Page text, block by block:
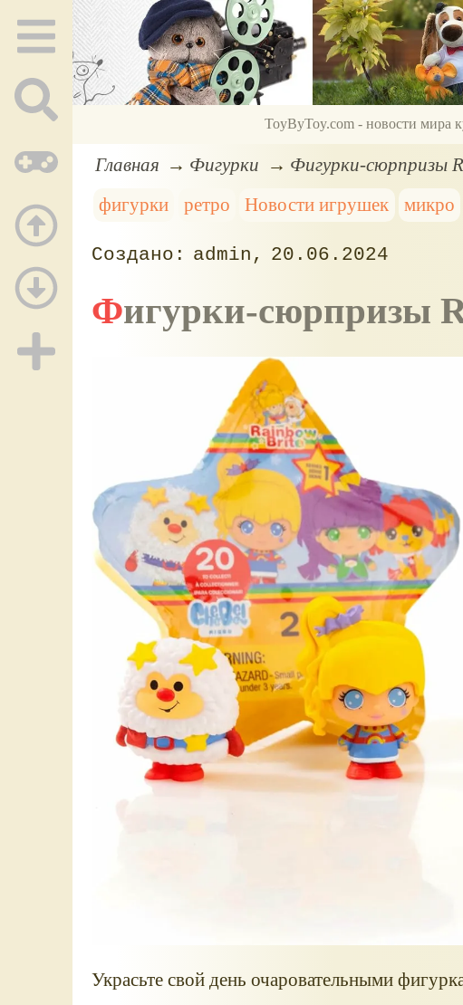
ToyByToy.com - новости мира
Главная Фигурки
Фигурки-сюрпризы
фигурки
ретро Новости игрушек микро
admin 20.06.2024
Фигурки-сюрпризы
Украсьте свой день очаровательными